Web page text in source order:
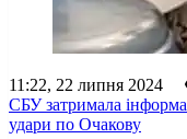
11:22, 22 липня 2024
СБУ затримала
удари по Очакову